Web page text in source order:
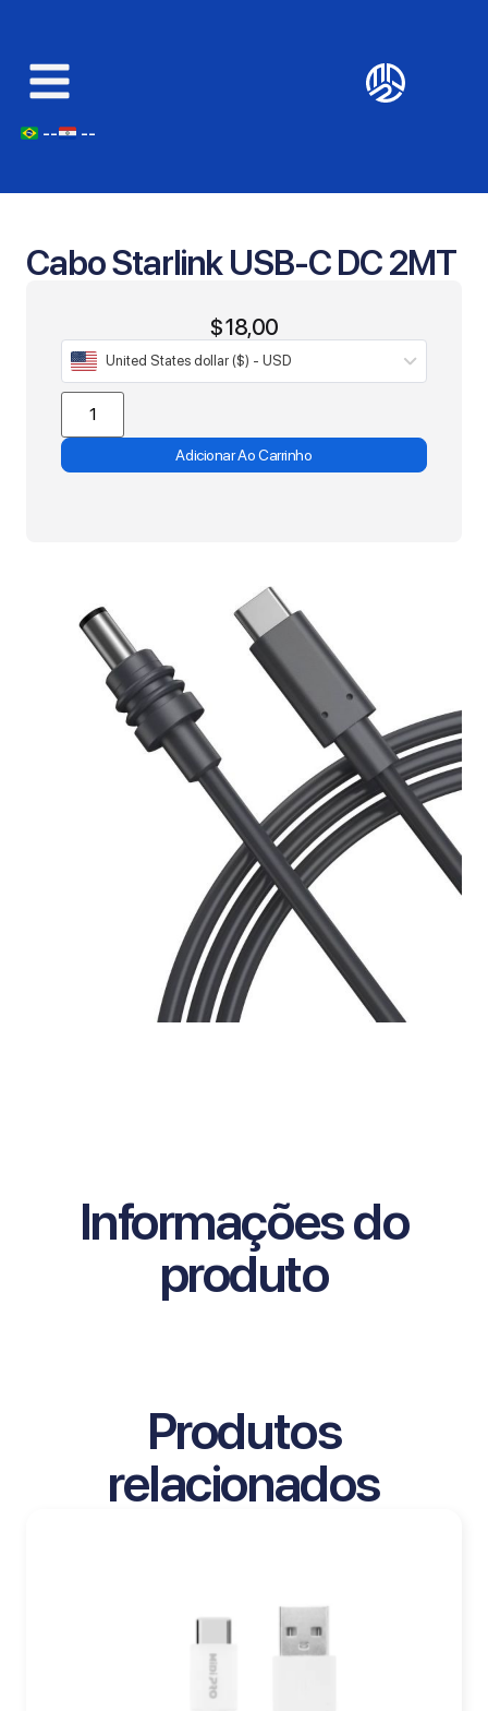
-- --
Cabo Starlink USB-C DC 2MT
$18,00
United States dollar ($) - USD
Adicionar Ao Carrinho
Informações do
produto
Produtos
relacionados